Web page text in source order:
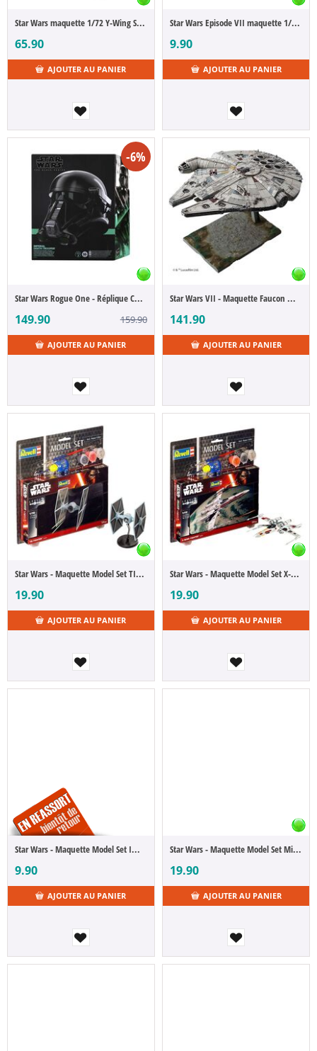
Star Wars maquette 1/72 Y-Wing Starfighter 22 cm
65.90
AJOUTER AU PANIER
Star Wars Episode VII maquette 1/121 Darth Vader's Tie Fighter 9 cm
9.90
AJOUTER AU PANIER
-6%
Star Wars Rogue One - Réplique Casque Imperial Death Trooper
149.90 159.90
AJOUTER AU PANIER
Star Wars VII - Maquette Faucon Millenium 1/144
141.90
AJOUTER AU PANIER
Star Wars - Maquette Model Set TIE Fighter 1/110
19.90
AJOUTER AU PANIER
Star Wars - Maquette Model Set X-Wing Fighter 1/112
19.90
AJOUTER AU PANIER
Star Wars - Maquette Model Set Imperial Star Destroyer 1/12300
9.90
AJOUTER AU PANIER
Star Wars - Maquette Model Set Millennium Falcon 1/241
19.90
AJOUTER AU PANIER